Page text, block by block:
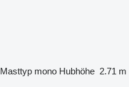
Masttyp mono Hubhöhe 2.71 m